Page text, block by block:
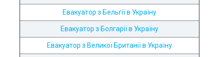
Евакуатор з Бельгії в Україну
Евакуатор з Болгарії в Україну
Евакуатор з Великої Британії в Україну